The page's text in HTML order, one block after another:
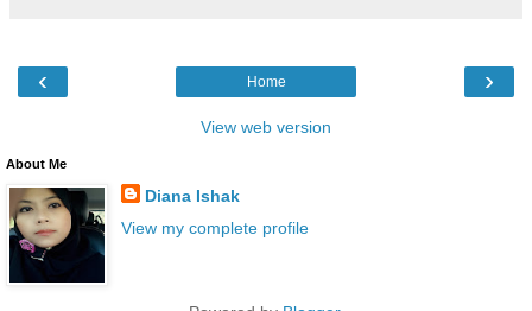
‹ ›
Home
View web version
About Me
Diana Ishak
View my complete profile